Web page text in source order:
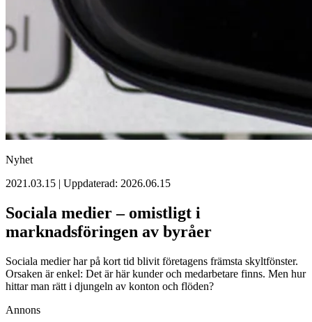
Nyhet
2021.03.15 | Uppdaterad: 2026.06.15
Sociala medier – omistligt i
marknadsföringen av byråer
Sociala medier har på kort tid blivit företagens främsta skyltfönster.
Orsaken är enkel: Det är här kunder och medarbetare finns. Men hur
hittar man rätt i djungeln av konton och flöden?
Annons